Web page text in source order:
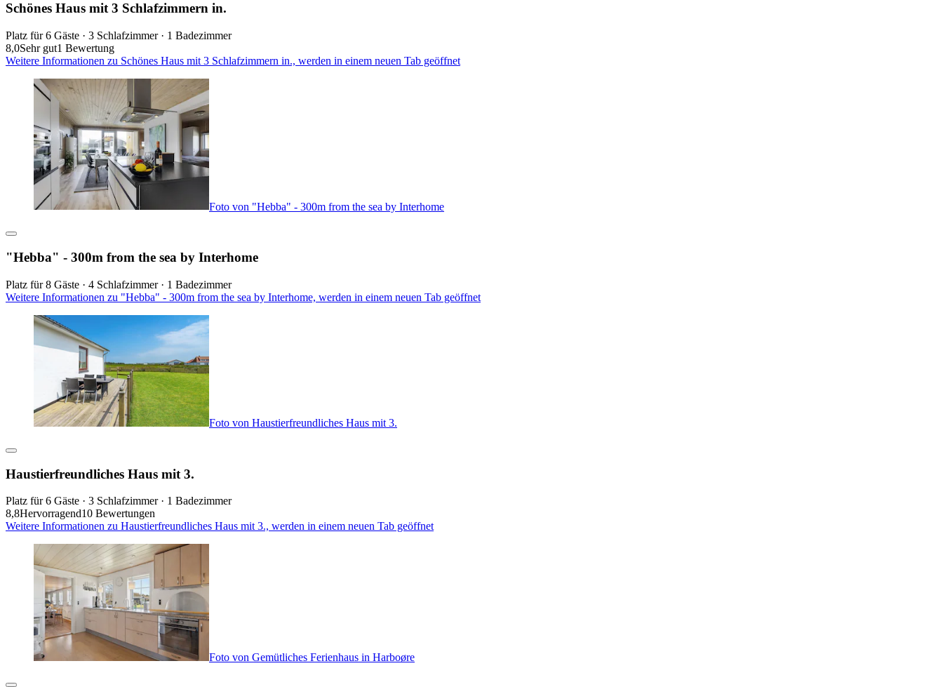
Schönes Haus mit 3 Schlafzimmern in.
Platz für 6 Gäste · 3 Schlafzimmer · 1 Badezimmer
8,0Sehr gut1 Bewertung
Weitere Informationen zu Schönes Haus mit 3 Schlafzimmern in., werden in einem neuen Tab geöffnet
Foto von "Hebba" - 300m from the sea by Interhome
"Hebba" - 300m from the sea by Interhome
Platz für 8 Gäste · 4 Schlafzimmer · 1 Badezimmer
Weitere Informationen zu "Hebba" - 300m from the sea by Interhome, werden in einem neuen Tab geöffnet
Foto von Haustierfreundliches Haus mit 3.
Haustierfreundliches Haus mit 3.
Platz für 6 Gäste · 3 Schlafzimmer · 1 Badezimmer
8,8Hervorragend10 Bewertungen
Weitere Informationen zu Haustierfreundliches Haus mit 3., werden in einem neuen Tab geöffnet
Foto von Gemütliches Ferienhaus in Harboøre